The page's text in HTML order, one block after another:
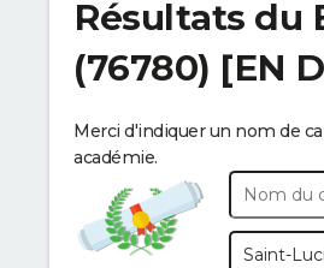
Résultats du
(76780) [EN
Merci d'indiquer un nom de
académie.